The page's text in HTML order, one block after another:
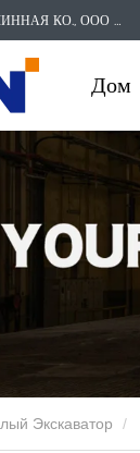
ШАНЬДУНСКАЯ КАИСАНСКАЯ МАШИННАЯ КО., ООО
Дом
Экскаватор